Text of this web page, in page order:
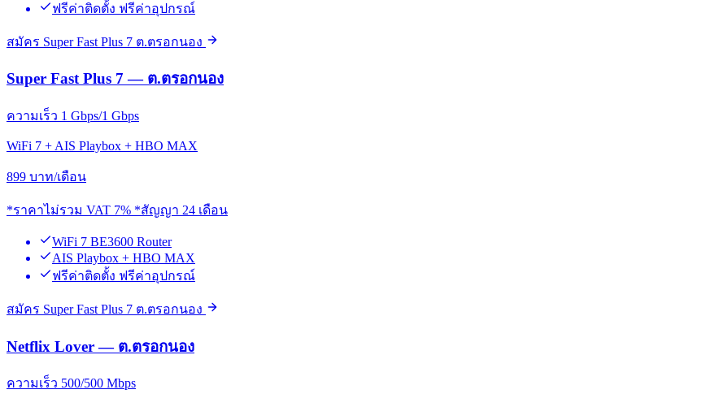
ฟรีค่าติดตั้ง ฟรีค่าอุปกรณ์
สมัคร Super Fast Plus 7 ต.ตรอกนอง
Super Fast Plus 7 — ต.ตรอกนอง
ความเร็ว 1 Gbps/1 Gbps
WiFi 7 + AIS Playbox + HBO MAX
899 บาท/เดือน
*ราคาไม่รวม VAT 7% *สัญญา 24 เดือน
WiFi 7 BE3600 Router
AIS Playbox + HBO MAX
ฟรีค่าติดตั้ง ฟรีค่าอุปกรณ์
สมัคร Super Fast Plus 7 ต.ตรอกนอง
Netflix Lover — ต.ตรอกนอง
ความเร็ว 500/500 Mbps